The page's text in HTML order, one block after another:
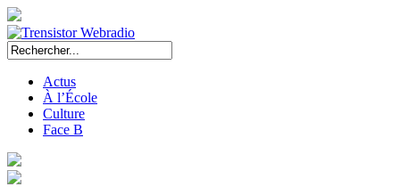
Actus
À l’École
Culture
Face B